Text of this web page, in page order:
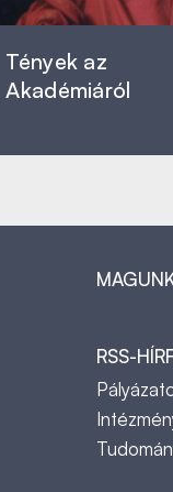
Tények az
Akadémiáról
RSS-